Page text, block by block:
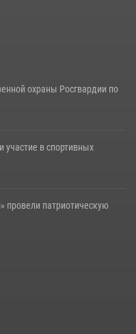
охраны Росгвардии по
в спортивных
патриотическую